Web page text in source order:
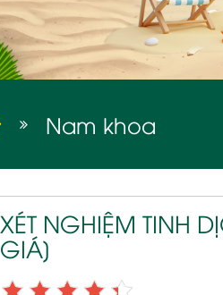
Nam khoa
XÉT NGHIỆM TINH
GIÁ]